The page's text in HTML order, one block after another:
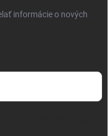
informácie o nových